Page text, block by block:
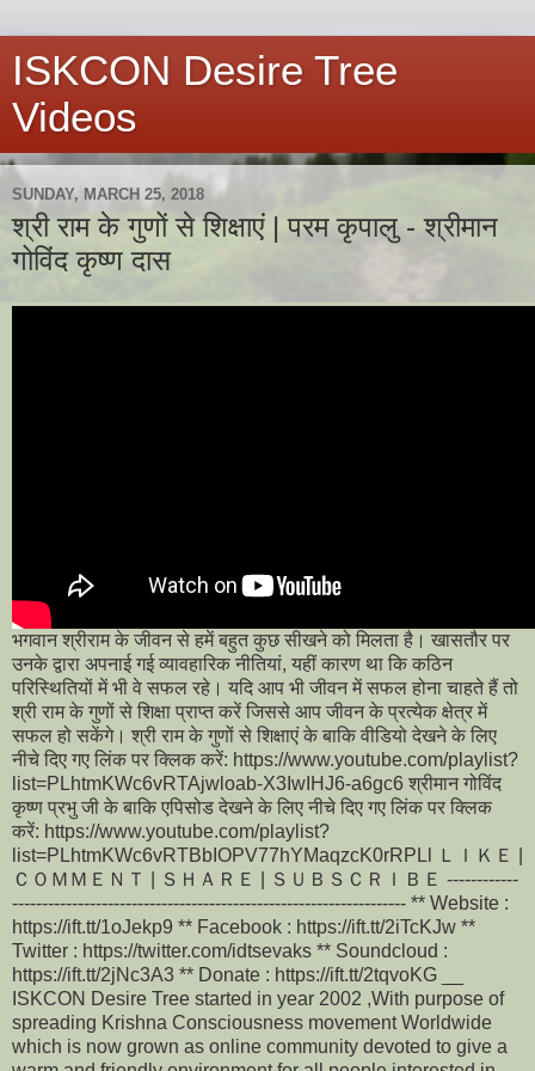
ISKCON Desire Tree
Videos
SUNDAY, MARCH 25, 2018
श्री राम के गुणों से शिक्षाएं | परम कृपालु - श्रीमान
गोविंद कृष्ण दास
भगवान श्रीराम के जीवन से हमें बहुत कुछ सीखने को मिलता है। खासतौर पर
उनके द्वारा अपनाई गई व्यावहारिक नीतियां, यहीं कारण था कि कठिन
परिस्थितियों में भी वे सफल रहे। यदि आप भी जीवन में सफल होना चाहते हैं तो
श्री राम के गुणों से शिक्षा प्राप्त करें जिससे आप जीवन के प्रत्येक क्षेत्र में
सफल हो सकेंगे। श्री राम के गुणों से शिक्षाएं के बाकि वीडियो देखने के लिए
नीचे दिए गए लिंक पर क्लिक करें: https://www.youtube.com/playlist?
list=PLhtmKWc6vRTAjwloab-X3IwIHJ6-a6gc6 श्रीमान गोविंद
कृष्ण प्रभु जी के बाकि एपिसोड देखने के लिए नीचे दिए गए लिंक पर क्लिक
करें: https://www.youtube.com/playlist?
list=PLhtmKWc6vRTBbIOPV77hYMaqzcK0rRPLl ＬＩＫＥ |
ＣＯＭＭＥＮＴ | ＳＨＡＲＥ | ＳＵＢＳＣＲＩＢＥ ------------
------------------------------------------------------------------ ** Website :
https://ift.tt/1oJekp9 ** Facebook : https://ift.tt/2iTcKJw **
Twitter : https://twitter.com/idtsevaks ** Soundcloud :
https://ift.tt/2jNc3A3 ** Donate : https://ift.tt/2tqvoKG __
ISKCON Desire Tree started in year 2002 ,With purpose of
spreading Krishna Consciousness movement Worldwide
which is now grown as online community devoted to give a